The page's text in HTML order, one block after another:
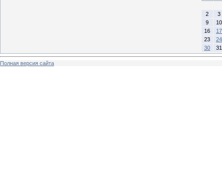
2
3
9
10
16
17
23
24
30
31
Полная версия сайта